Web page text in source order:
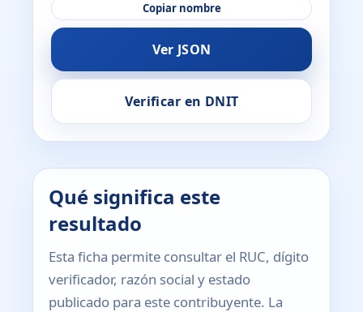
Copiar nombre
Ver JSON
Verificar en DNIT
Qué significa este
resultado
Esta ficha permite consultar el RUC, dígito
verificador, razón social y estado
publicado para este contribuyente. La